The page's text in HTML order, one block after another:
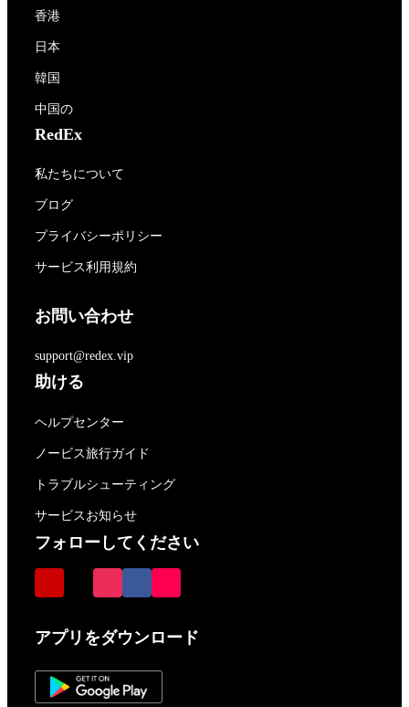
香港
日本
韓国
中国の
RedEx
私たちについて
ブログ
プライバシーポリシー
サービス利用規約
お問い合わせ
support@redex.vip
助ける
ヘルプセンター
ノービス旅行ガイド
トラブルシューティング
サービスお知らせ
フォローしてください
アプリをダウンロード